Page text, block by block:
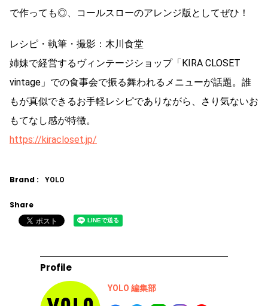
で作っても◎、コールスローのアレンジ版としてぜひ！
レシピ・執筆・撮影：木川食堂
姉妹で経営するヴィンテージショップ「KIRA CLOSET
vintage」での食事会で振る舞われるメニューが話題。誰
もが真似できるお手軽レシピでありながら、さり気ないお
もてなし感が特徴。
https://kiracloset.jp/
Brand : YOLO
Share
Profile
YOLO 編集部